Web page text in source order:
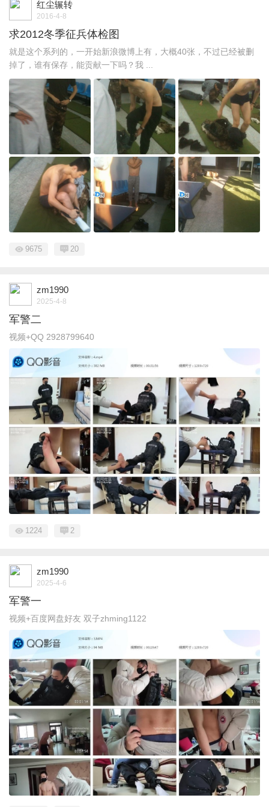
红尘辗转
2016-4-8
求2012冬季征兵体检图
就是这个系列的，一开始新浪微博上有，大概40张，不过已经被删
掉了，谁有保存，能贡献一下吗？我 ...
9675 20
zm1990
2025-4-8
军警二
视频+QQ 2928799640
1224 2
zm1990
2025-4-6
军警一
视频+百度网盘好友 双子zhming1122